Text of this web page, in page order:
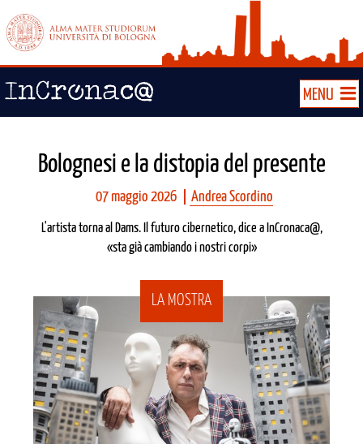
MENU
Bolognesi e la distopia del presente
07 maggio 2026 Andrea Scordino
L'artista torna al Dams. Il futuro cibernetico, dice a InCronaca@,
«sta già cambiando i nostri corpi»
LA MOSTRA